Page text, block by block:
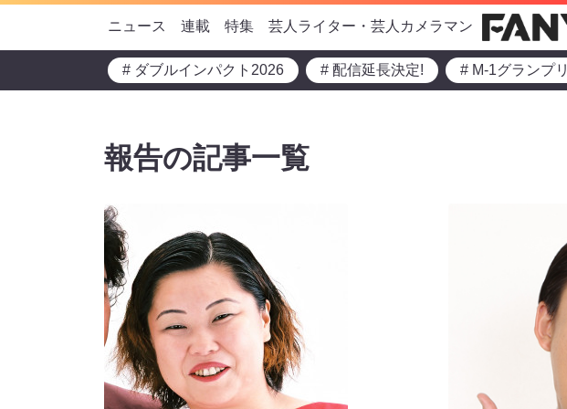
ニュース 連載 特集 芸人ライター・芸人カメラマン
# ダブルインパクト2026 # 配信延長決定! # M-1グランプリ
報告の記事一覧